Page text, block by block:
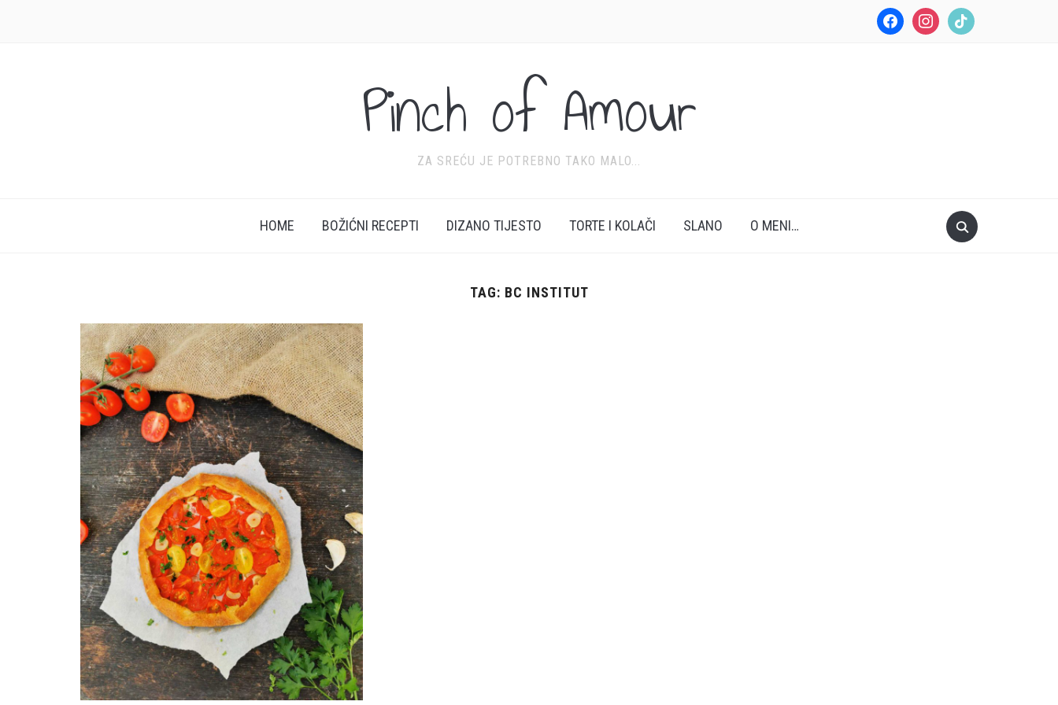
facebookinstagramtiktok
Pinch of Amour
ZA SREĆU JE POTREBNO TAKO MALO...
HOME BOŽIĆNI RECEPTI DIZANO TIJESTO TORTE I KOLAČI SLANO O MENI…
TAG: BC INSTITUT